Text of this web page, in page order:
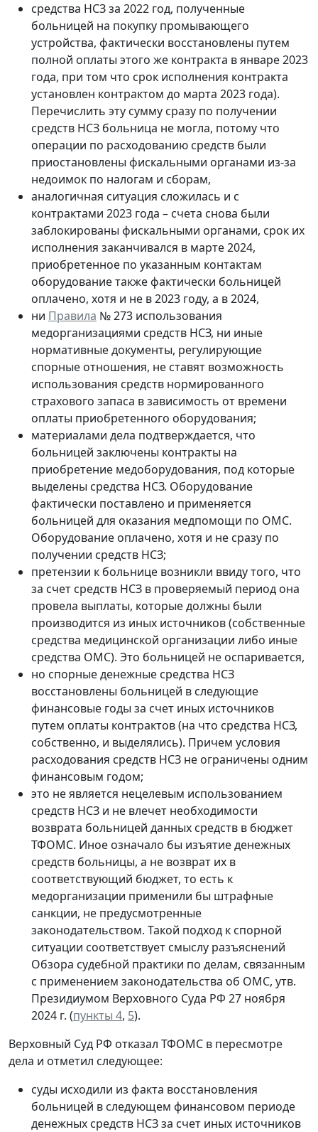
средства НСЗ за 2022 год, полученные
больницей на покупку промывающего
устройства, фактически восстановлены путем
полной оплаты этого же контракта в январе 2023
года, при том что срок исполнения контракта
установлен контрактом до марта 2023 года).
Перечислить эту сумму сразу по получении
средств НСЗ больница не могла, потому что
операции по расходованию средств были
приостановлены фискальными органами из-за
недоимок по налогам и сборам,
аналогичная ситуация сложилась и с
контрактами 2023 года – счета снова были
заблокированы фискальными органами, срок их
исполнения заканчивался в марте 2024,
приобретенное по указанным контактам
оборудование также фактически больницей
оплачено, хотя и не в 2023 году, а в 2024,
ни Правила № 273 использования
медорганизациями средств НСЗ, ни иные
нормативные документы, регулирующие
спорные отношения, не ставят возможность
использования средств нормированного
страхового запаса в зависимость от времени
оплаты приобретенного оборудования;
материалами дела подтверждается, что
больницей заключены контракты на
приобретение медоборудования, под которые
выделены средства НСЗ. Оборудование
фактически поставлено и применяется
больницей для оказания медпомощи по ОМС.
Оборудование оплачено, хотя и не сразу по
получении средств НСЗ;
претензии к больнице возникли ввиду того, что
за счет средств НСЗ в проверяемый период она
провела выплаты, которые должны были
производится из иных источников (собственные
средства медицинской организации либо иные
средства ОМС). Это больницей не оспаривается,
но спорные денежные средства НСЗ
восстановлены больницей в следующие
финансовые годы за счет иных источников
путем оплаты контрактов(на что средства НСЗ,
собственно, и выделялись). Причем условия
расходования средств НСЗ не ограничены одним
финансовым годом;
это не является нецелевым использованием
средств НСЗ и не влечет необходимости
возврата больницей данных средств в бюджет
ТФОМС. Иное означало бы изъятие денежных
средств больницы, а не возврат их в
соответствующий бюджет, то есть к
медорганизации применили бы штрафные
санкции, не предусмотренные
законодательством. Такой подход к спорной
ситуации соответствует смыслу разъяснений
Обзора судебной практики по делам, связанным
с применением законодательства об ОМС, утв.
Президиумом Верховного Суда РФ 27 ноября
2024 г. (пункты 4, 5).
Верховный Суд РФ отказал ТФОМС в пересмотре
дела и отметил следующее:
суды исходили из факта восстановления
больницей в следующем финансовом периоде
денежных средств НСЗ за счет иных источников